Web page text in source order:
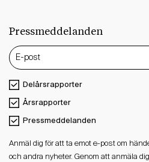
Pressmeddelanden
Delårsrapporter
Årsrapporter
Pressmeddelanden
Anmäl dig för att ta emot e-post om
och andra nyheter. Genom att anmäla